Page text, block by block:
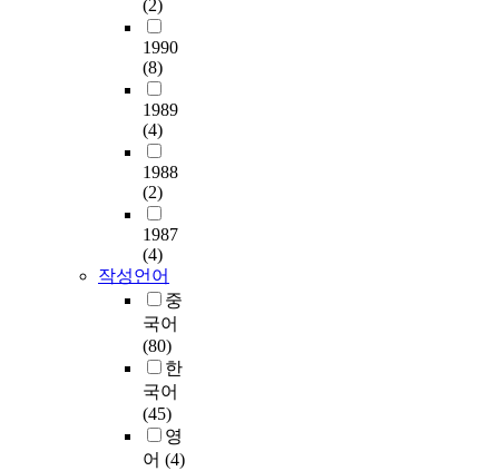
(2)
1990
(8)
1989
(4)
1988
(2)
1987
(4)
작성언어
중
국어
(80)
한
국어
(45)
영
어 (4)